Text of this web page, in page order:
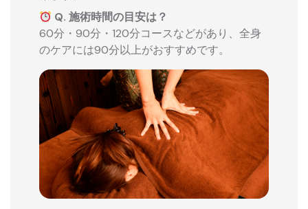
Q. 施術時間の目安は？
60分・90分・120分コースなどがあり、全身
のケアには90分以上がおすすめです。